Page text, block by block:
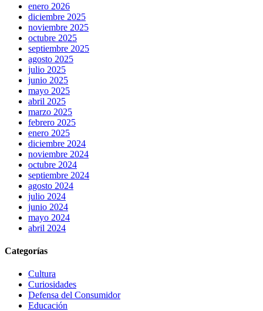
enero 2026
diciembre 2025
noviembre 2025
octubre 2025
septiembre 2025
agosto 2025
julio 2025
junio 2025
mayo 2025
abril 2025
marzo 2025
febrero 2025
enero 2025
diciembre 2024
noviembre 2024
octubre 2024
septiembre 2024
agosto 2024
julio 2024
junio 2024
mayo 2024
abril 2024
Categorías
Cultura
Curiosidades
Defensa del Consumidor
Educación